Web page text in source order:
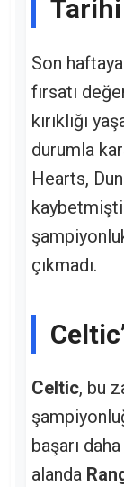
Tarihi
Son
fırsatı
kırıklığı
durumla
Hearts,
çıkmadı.
Celtic, bu
başarı
alanda